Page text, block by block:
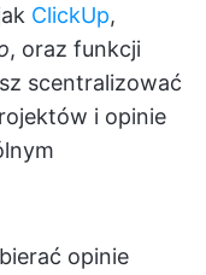
ClickUp,
, oraz funkcji
scentralizować
i opinie
opinie